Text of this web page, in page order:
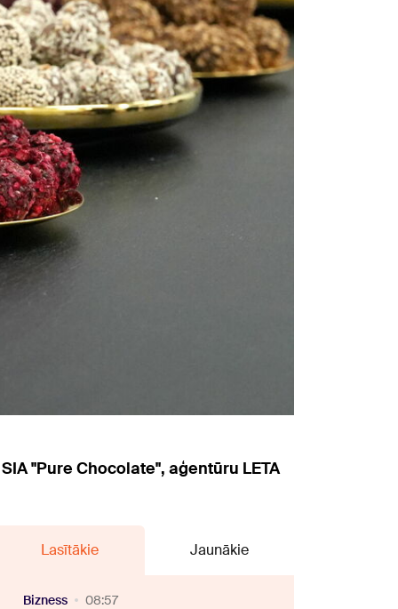
"Pure Chocolate", aģentūru LETA
Lasītākie Jaunākie
Bizness 08:57